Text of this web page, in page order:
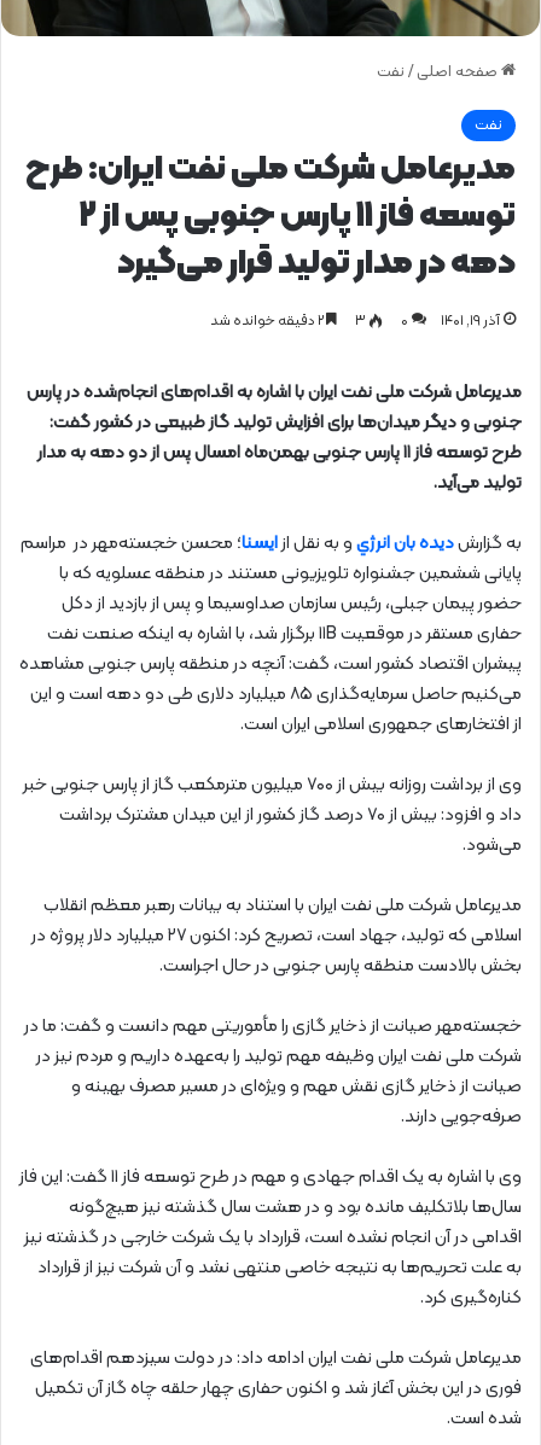
صفحه اصلی / نفت
نفت
مدیرعامل شرکت ملی نفت ایران: طرح
توسعه فاز ۱۱ پارس جنوبی پس از ۲
دهه در مدار تولید قرار می‌گیرد
آذر ۱۹, ۱۴۰۱ 0 ۳
مدیرعامل شرکت ملی نفت ایران با اشاره به اقدام‌های انجام‌شده در پارس
جنوبی و دیگر میدان‌ها برای افزایش تولید گاز طبیعی در کشور گفت:
طرح توسعه فاز ۱۱ پارس جنوبی بهمن‌ماه امسال پس از دو دهه به مدار
تولید می‌آید.
به گزارشدیده بان انرژيو به نقل ازایسنا؛ محسن خجسته‌مهر در مراسم
پایانی ششمین جشنواره تلویزیونی مستند در منطقه عسلویه که با
حضور پیمان جبلی، رئیس سازمان صداوسیما و پس از بازدید از دکل
حفاری مستقر در موقعیت ۱۱B برگزار شد، با اشاره به اینکه صنعت نفت
پیشران اقتصاد کشور است، گفت: آنچه در منطقه پارس جنوبی مشاهده
می‌کنیم حاصل سرمایه‌گذاری ۸۵ میلیارد دلاری طی دو دهه است و این
از افتخارهای جمهوری اسلامی ایران است.
وی از برداشت روزانه بیش از ۷۰۰ میلیون مترمکعب گاز از پارس جنوبی خبر
داد و افزود: بیش از ۷۰ درصد گاز کشور از این میدان مشترک برداشت
می‌شود.
مدیرعامل شرکت ملی نفت ایران با استناد به بیانات رهبر معظم انقلاب
اسلامی که تولید، جهاد است، تصریح کرد: اکنون ۲۷ میلیارد دلار پروژه در
بخش بالادست منطقه پارس جنوبی در حال اجراست.
خجسته‌مهر صیانت از ذخایر گازی را مأموریتی مهم دانست و گفت: ما در
شرکت ملی نفت ایران وظیفه مهم تولید را به‌عهده داریم و مردم نیز در
صیانت از ذخایر گازی نقش مهم و ویژه‌ای در مسیر مصرف بهینه و
صرفه‌جویی دارند.
وی با اشاره به یک اقدام جهادی و مهم در طرح توسعه فاز ۱۱ گفت: این فاز
سال‌ها بلاتکلیف مانده بود و در هشت سال گذشته نیز هیچ‌گونه
اقدامی در آن انجام نشده است، قرارداد با یک شرکت خارجی در گذشته نیز
به علت تحریم‌ها به نتیجه خاصی منتهی نشد و آن شرکت نیز از قرارداد
کناره‌گیری کرد.
مدیرعامل شرکت ملی نفت ایران ادامه داد: در دولت سیزدهم اقدام‌های
فوری در این بخش آغاز شد و اکنون حفاری چهار حلقه چاه گاز آن تکمیل
شده است.